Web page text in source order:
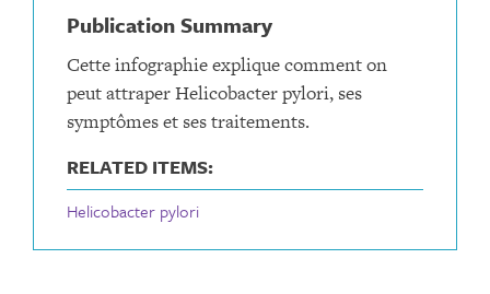
Publication Summary
Cette infographie explique comment on
peut attraper Helicobacter pylori, ses
symptômes et ses traitements.
RELATED ITEMS:
Helicobacter pylori